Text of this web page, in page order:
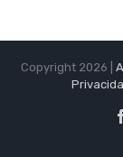
Copyright 2026 |